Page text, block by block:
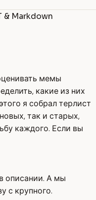
& Markdown
мемы
какие из них
я собрал терлист
так и старых,
каждого. Если вы
описании. А мы
с крупного.